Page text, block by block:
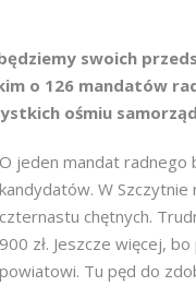
swoich
o 126 mandatów
ośmiu
O jeden mandat radnego
kandydatów. W
czternastu chętnych.
900 zł. Jeszcze więcej,
powiatowi. Tu pęd do